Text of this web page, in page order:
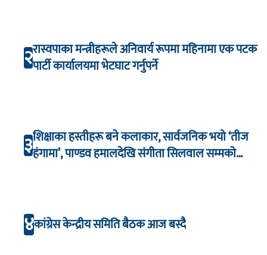
२रास्वपाका मन्त्रीहरूले अनिवार्य रूपमा महिनामा एक पटक
पार्टी कार्यालयमा भेटघाट गर्नुपर्ने
३शिक्षाका हस्तीहरू बने कलाकार, सार्वजनिक भयो ‘तीज
हंगामा’, पाण्डव हमालदेखि संगीता सिलवाल सम्मको
४कांग्रेस केन्द्रीय समिति बैठक आज बस्दै